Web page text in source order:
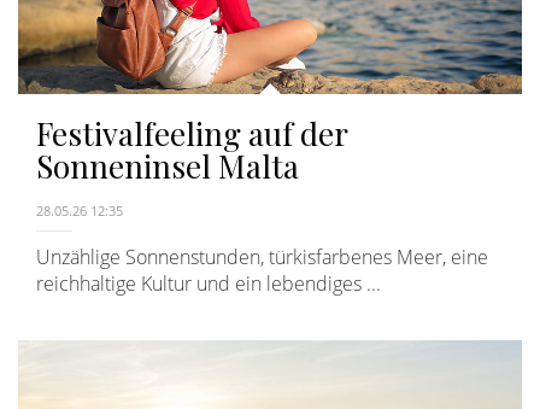
Festivalfeeling auf der
Sonneninsel Malta
28.05.26 12:35
Unzählige Sonnenstunden, türkisfarbenes Meer, eine
reichhaltige Kultur und ein lebendiges ...